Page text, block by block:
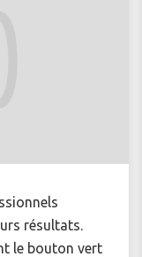
résultats.
le bouton vert